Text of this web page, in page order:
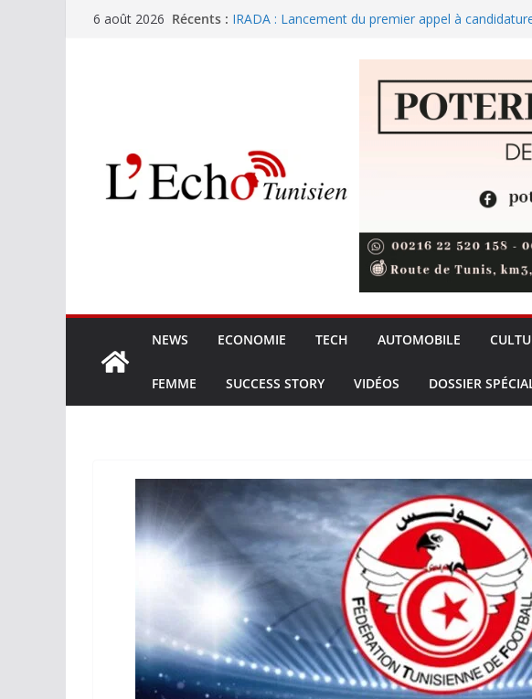
Passer6 août 2026 Récents : IRADA : Lancement du premier appel à
Mercato : l’international tunisien Khalil Ayari rejoint
Saisie et destruction de 32 000 fournitures
Tunisie
Le marché de l’or ralentit
NEWS ECONOMIE TECH AUTOMOBILE
FEMME SUCCESS STORY VIDÉOS DOSSIER